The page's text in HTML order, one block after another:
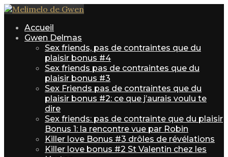
Accueil
Gwen Delmas
Sex friends, pas de contraintes que du
plaisir bonus #4
Sex friends pas de contraintes que du
plaisir bonus #3
Sex Friends pas de contraintes que du
plaisir bonus #2: ce que j’aurais voulu te
dire
Sex friends: pas de contrainte que du plaisir
Bonus 1: la rencontre vue par Robin
Killer love Bonus #3 drôles de révélations
Killer love bonus #2 St Valentin chez les